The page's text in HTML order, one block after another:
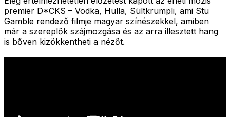
premier D*CKS – Vodka, Hulla, Sültkrumpli, ami Stu
Gamble rendező filmje magyar színészekkel, amiben
már a szereplők szájmozgása és az arra illesztett hang
is bőven kizökkentheti a nézőt.